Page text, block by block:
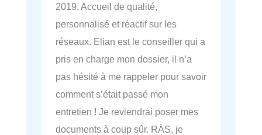
2019. Accueil de qualité,
personnalisé et réactif sur les
réseaux. Elian est le conseiller qui a
pris en charge mon dossier, il n’a
pas hésité à me rappeler pour savoir
comment s’était passé mon
entretien ! Je reviendrai poser mes
documents à coup sûr. RÀS, je